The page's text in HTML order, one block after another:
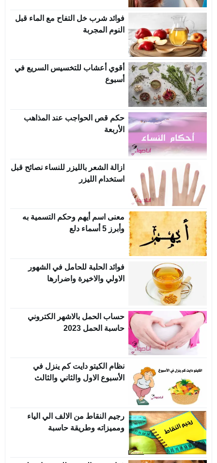
فوائد شرب خل التفاح مع الماء قبل
النوم المجربة
أقوي أعشاب للتخسيس السريع في
أسبوع
حكم قص الحواجب عند المذاهب
الأربعة
ازالة الشعر بالليزر للنساء نصائح قبل
استخدام الليزر
معنى اسم أيهم وحكم التسمية به
وأبرز 5 أسماء دلع
فوائد الحلبة للحامل في الشهور
الاولي والاخيرة واضرارها
حساب الحمل بالاشهر الكتروني
حاسبة الحمل 2023
نظام الكيتو دايت كم ينزل في
الأسبوع الاول والثاني والثالث
رجيم النقاط من الالف الي الياء
ومميزاته وطريقة حاسبة